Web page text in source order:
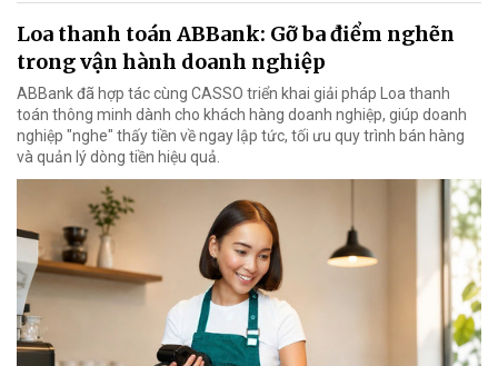
Loa thanh toán ABBank: Gỡ ba điểm nghẽn
trong vận hành doanh nghiệp
ABBank đã hợp tác cùng CASSO triển khai giải pháp Loa thanh
toán thông minh dành cho khách hàng doanh nghiệp, giúp doanh
nghiệp "nghe" thấy tiền về ngay lập tức, tối ưu quy trình bán hàng
và quản lý dòng tiền hiệu quả.